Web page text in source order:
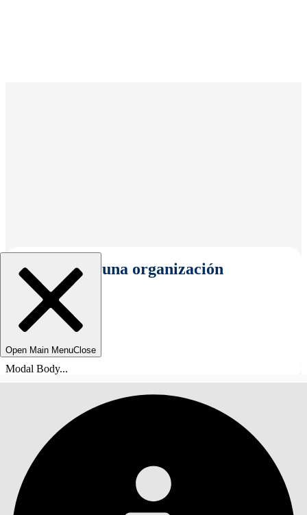
Seleccionar una organización
Open Main MenuClose
Modal Body...
ÍNDICE DE MATERIAS